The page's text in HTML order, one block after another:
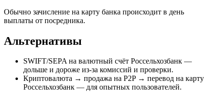
Обычно зачисление на карту банка происходит в день
выплаты от посредника.
Альтернативы
SWIFT/SEPA на валютный счёт Россельхозбанк —
дольше и дороже из‑за комиссий и проверки.
Криптовалюта → продажа на P2P → перевод на карту
Россельхозбанк — для опытных пользователей.